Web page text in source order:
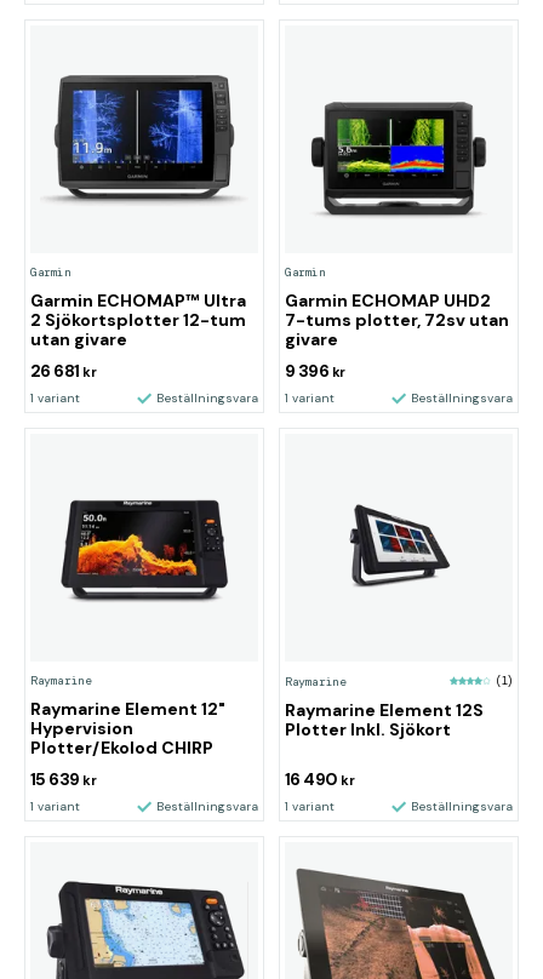
Garmin
Garmin ECHOMAP™ Ultra
2 Sjökortsplotter 12-tum
utan givare
26 681 kr
1 variant Beställningsvara
Garmin
Garmin ECHOMAP UHD2
7-tums plotter, 72sv utan
givare
9 396 kr
1 variant Beställningsvara
Raymarine
Raymarine Element 12"
Hypervision
Plotter/Ekolod CHIRP
15 639 kr
1 variant Beställningsvara
Raymarine (1)
Raymarine Element 12S
Plotter Inkl. Sjökort
16 490 kr
1 variant Beställningsvara